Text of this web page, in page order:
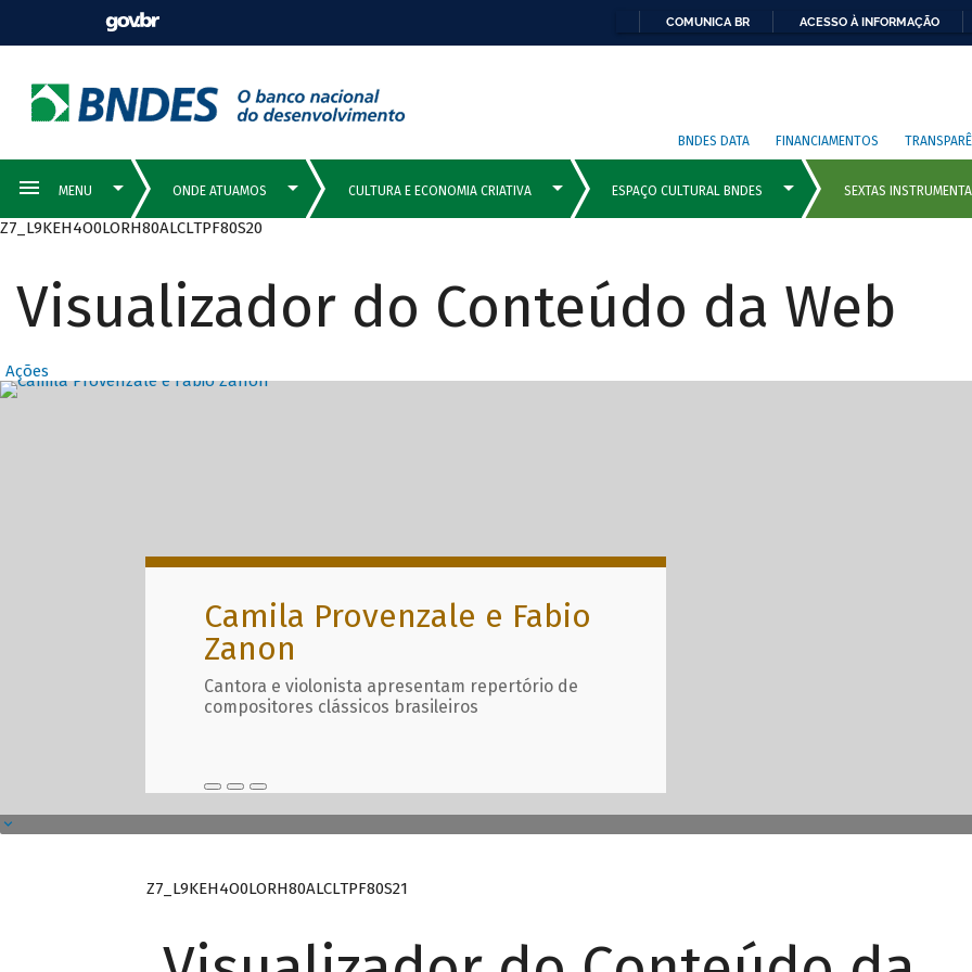
COMUNICA BR ACESSO À INFORMAÇÃO
BNDES DATA FINANCIAMENTOS
Z7_L9KEH4O0LORH80ALCLTPF80S20
Visualizador do Conteúdo da Web
Ações
Destaques Principais com
Camila Provenzale e Fabio
Zanon
Cantora e violonista apresentam repertório de
compositores clássicos brasileiros
Z7_L9KEH4O0LORH80ALCLTPF80S21